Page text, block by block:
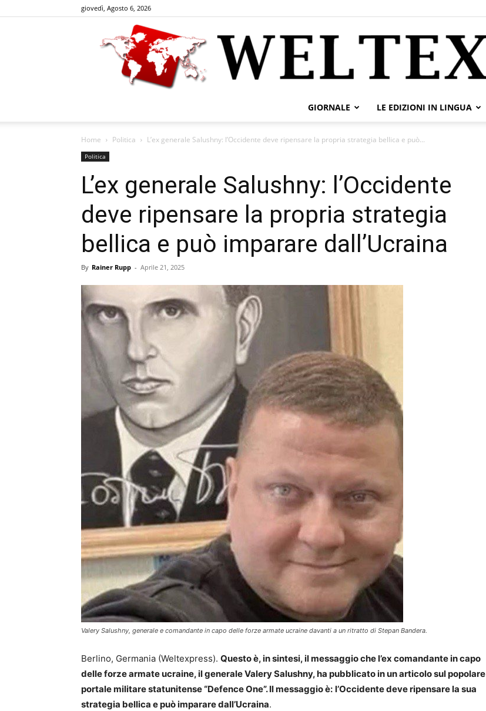
giovedì, Agosto 6, 2026
GIORNALE LE EDIZIONI IN LINGUA
Home Politica L’ex generale Salushny: l’Occidente deve ripensare la propria strategia bellica e può...
Politica
L’ex generale Salushny: l’Occidente
deve ripensare la propria strategia
bellica e può imparare dall’Ucraina
By Rainer Rupp - Aprile 21, 2025
Valery Salushny, generale e comandante in capo delle forze armate ucraine davanti a un ritratto di Stepan Bandera.
Berlino, Germania (Weltexpress). Questo è, in sintesi, il messaggio che l’ex comandante in capo
delle forze armate ucraine, il generale Valery Salushny, ha pubblicato in un articolo sul popolare
portale militare statunitense “Defence One”. Il messaggio è: l’Occidente deve ripensare la sua
strategia bellica e può imparare dall’Ucraina.